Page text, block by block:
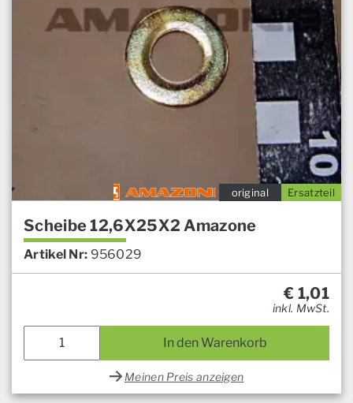
Ersatzteil
original
Scheibe 12,6X25X2 Amazone
Artikel Nr: 956029
€ 1,01
inkl. MwSt.
In den Warenkorb
Meinen Preis anzeigen